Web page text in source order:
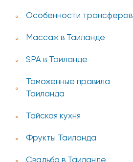
Особенности трансферов
Массаж в Таиланде
SPA в Таиланде
Таможенные правила
Таиланда
Тайская кухня
Фрукты Таиланда